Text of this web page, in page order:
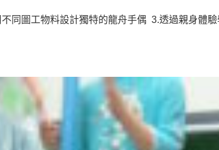
同圖工物料設計獨特的龍舟手偶 3.透過親身體